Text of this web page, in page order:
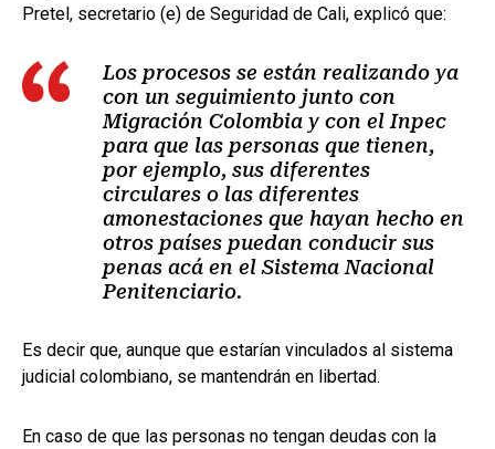
Pretel, secretario (e) de Seguridad de Cali, explicó que:
Los procesos se están realizando ya
con un seguimiento junto con
Migración Colombia y con el Inpec
para que las personas que tienen,
por ejemplo, sus diferentes
circulares o las diferentes
amonestaciones que hayan hecho en
otros países puedan conducir sus
penas acá en el Sistema Nacional
Penitenciario.
Es decir que, aunque que estarían vinculados al sistema
judicial colombiano, se mantendrán en libertad.
En caso de que las personas no tengan deudas con la